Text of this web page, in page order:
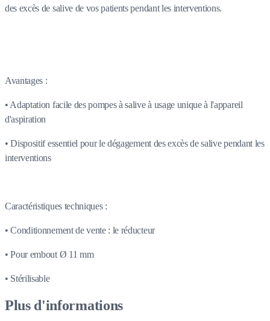
des excès de salive de vos patients pendant les interventions.
Avantages :
• Adaptation facile des pompes à salive à usage unique à l'appareil
d'aspiration
• Dispositif essentiel pour le dégagement des excès de salive pendant les
interventions
Caractéristiques techniques :
• Conditionnement de vente : le réducteur
• Pour embout Ø 11 mm
• Stérilisable
Plus d'informations